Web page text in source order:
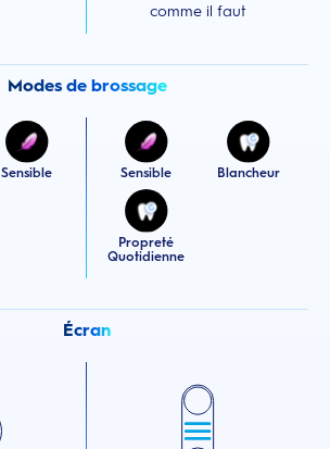
comme il faut
Modes de brossage
Sensible Sensible Blancheur
Propreté
Quotidienne
Écran